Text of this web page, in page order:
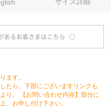
サイズ詳細
ます。
たら、下部にございますリンクも
り、 【お問い合わせ内容】部分に
、お申し付け下さい。